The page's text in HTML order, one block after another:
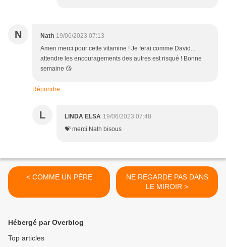
N Nath 19/06/2023 07:13
Amen merci pour cette vitamine ! Je ferai comme David...
attendre les encouragements des autres est risqué ! Bonne
semaine 😘
Répondre
L LINDA ELSA 19/06/2023 07:48
💝 merci Nath bisous
< COMME UN PÈRE
NE REGARDE PAS DANS
LE MIROIR >
Hébergé par Overblog
Top articles